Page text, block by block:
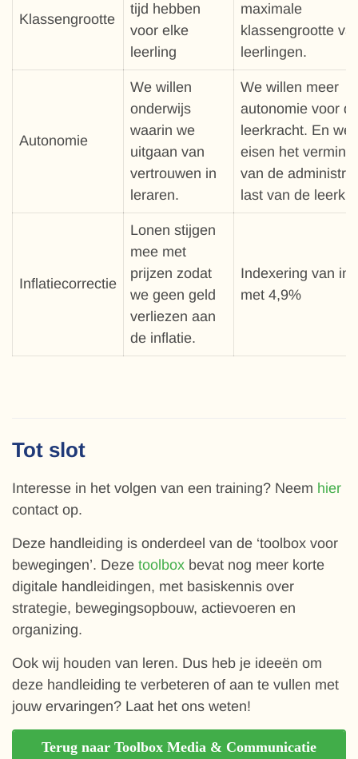
Klassengrootte
tijd hebben
voor elke
leerling
maximale
klassengrootte
leerlingen.
Autonomie
We willen
onderwijs
waarin we
uitgaan van
vertrouwen in
leraren.
We willen meer
autonomie voor
leerkracht. En we
eisen het
van de
last van de
Inflatiecorrectie
Lonen stijgen
mee met
prijzen zodat
we geen geld
verliezen aan
de inflatie.
Indexering van
met 4,9%
Tot slot
Interesse in het volgen van een training? Neem hier
contact op.
Deze handleiding is onderdeel van de ‘toolbox voor
bewegingen’. Deze toolbox bevat nog meer korte
digitale handleidingen, met basiskennis over
strategie, bewegingsopbouw, actievoeren en
organizing.
Ook wij houden van leren. Dus heb je ideeën om
deze handleiding te verbeteren of aan te vullen met
jouw ervaringen? Laat het ons weten!
Terug naar Toolbox Media & Communicatie